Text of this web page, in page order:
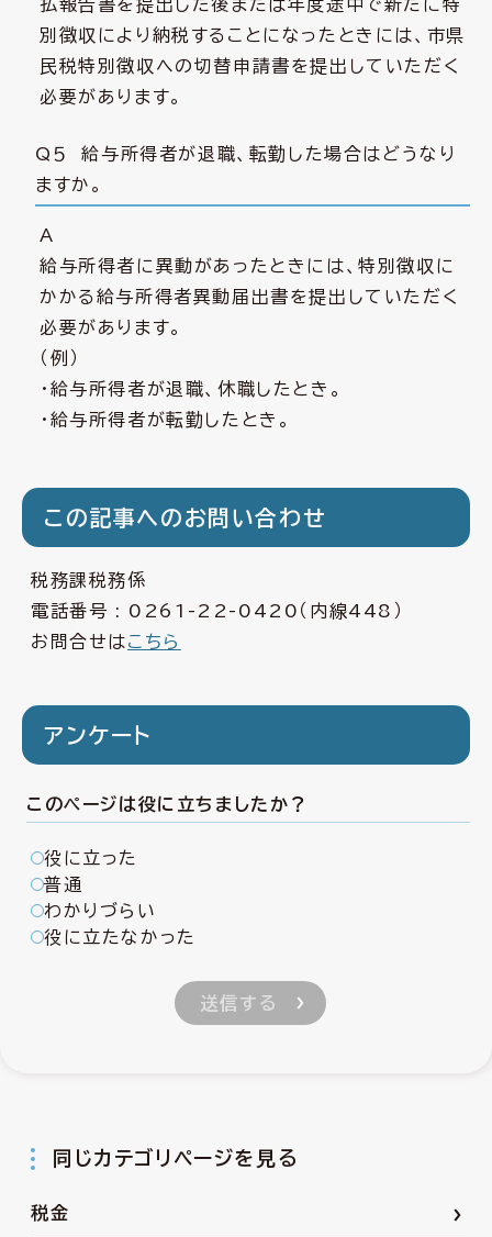
払報告書を提出した後または年度途中で新たに特
別徴収により納税することになったときには、市県
民税特別徴収への切替申請書を提出していただく
必要があります。
Q５ 給与所得者が退職、転勤した場合はどうなり
ますか。
A
給与所得者に異動があったときには、特別徴収に
かかる給与所得者異動届出書を提出していただく
必要があります。
（例）
・給与所得者が退職、休職したとき。
・給与所得者が転勤したとき。
この記事へのお問い合わせ
税務課税務係
電話番号 : 0261-22-0420 （内線448）
お問合せはこちら
アンケート
このページは役に立ちましたか？
役に立った
普通
わかりづらい
役に立たなかった
同じカテゴリページを見る
税金